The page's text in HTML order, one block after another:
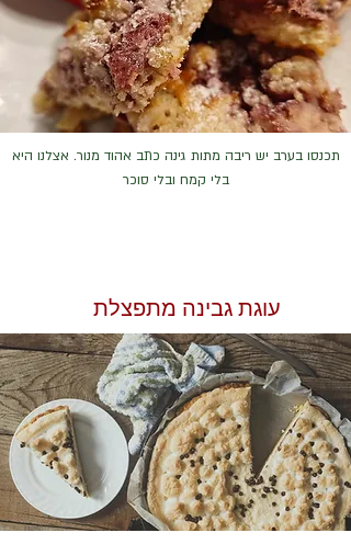
תכנסו בערב יש ריבה מתות גינה כתב אהוד מנור. אצלנו היא
בלי קמח ובלי סוכר
עוגת גבינה מתפצלת